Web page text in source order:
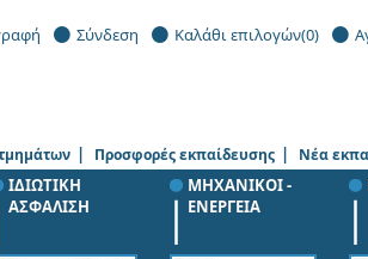
Σύνδεση Καλάθι επιλογών(0)
| Προσφορές εκπαίδευσης | Νέα
ΙΔΙΩΤΙΚΗ
ΑΣΦΑΛΙΣΗ
ΜΗΧΑΝΙΚΟΙ -
ΕΝΕΡΓΕΙΑ